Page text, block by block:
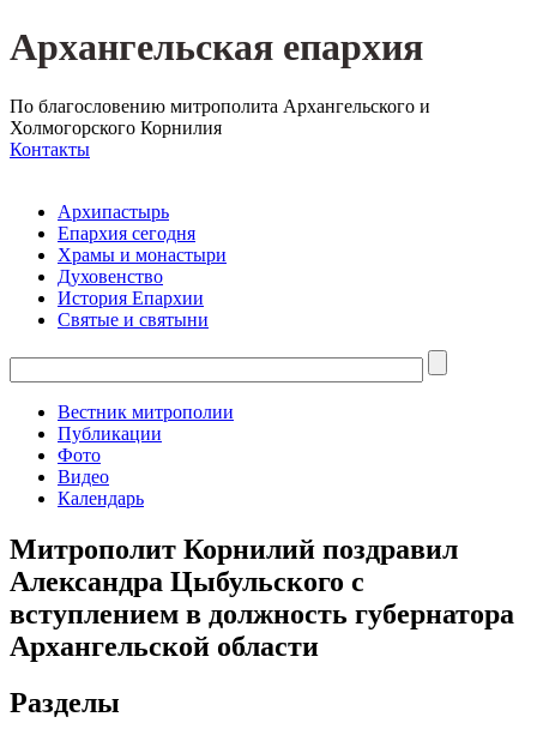
Архангельская епархия
По благословению митрополита Архангельского и
Холмогорского Корнилия
Контакты
Архипастырь
Епархия сегодня
Храмы и монастыри
Духовенство
История Епархии
Святые и святыни
Вестник митрополии
Публикации
Фото
Видео
Календарь
Митрополит Корнилий поздравил
Александра Цыбульского с
вступлением в должность губернатора
Архангельской области
Разделы